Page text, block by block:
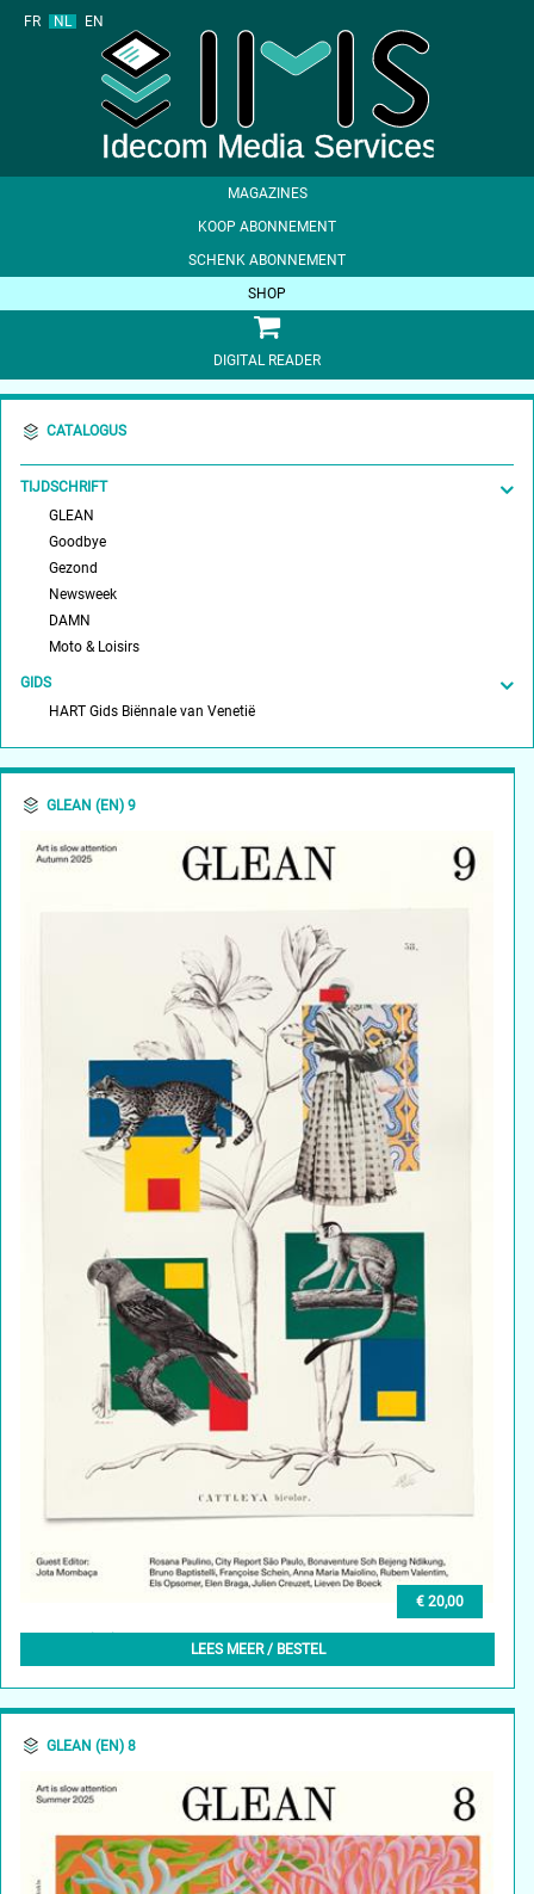
FR NL EN
MAGAZINES
KOOP ABONNEMENT
SCHENK ABONNEMENT
SHOP
DIGITAL READER
CATALOGUS
TIJDSCHRIFT
GLEAN
Goodbye
Gezond
Newsweek
DAMN
Moto & Loisirs
GIDS
HART Gids Biënnale van Venetië
GLEAN (EN) 9
€ 20,00
GLEAN (EN) 9, AUTUMN 2025
LEES MEER / BESTEL
GLEAN (EN) 8